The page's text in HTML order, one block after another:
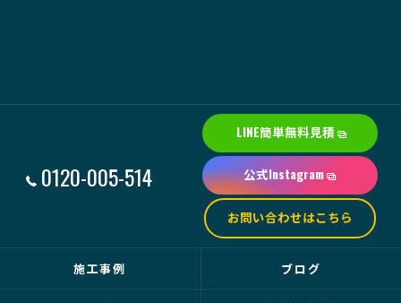
0120-005-514
LINE簡単無料見積
公式Instagram
お問い合わせはこちら
施工事例 ブログ